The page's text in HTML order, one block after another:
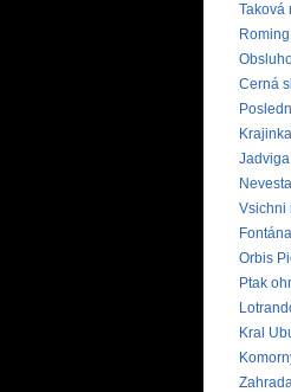
Taková
Roming
Cerná
Krajinka
Vsichni
Orbis
Ptak
Kral